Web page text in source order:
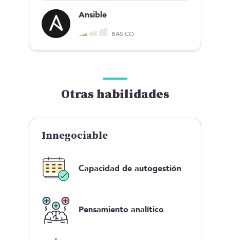
Ansible
BÁSICO
Otras habilidades
Innegociable
Capacidad de autogestión
Pensamiento analítico